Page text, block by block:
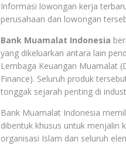
Informasi lowongan kerja
perusahaan dan lowongan
Bank Muamalat Indonesia
yang dikeluarkan antara lain
Lembaga Keuangan Muamalat
Finance). Seluruh produk
tonggak sejarah penting di
Bank Muamalat Indonesia
dibentuk khusus untuk menjalin
organisasi Islam dan seluruh